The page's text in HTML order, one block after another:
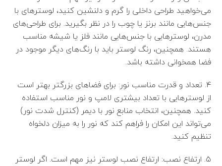
می‌خواهید طراحی داخلی را گرم و دلنشین کنید، لوسترهای با
جنس‌هایی مانند برنز یا چوب را در نظر بگیرید. برای طراحی‌های
مدرن، لوسترهایی با جنس‌هایی مانند فلز یا شیشه مناسب
هستند. همچنین، رنگ لوستر باید با رنگ‌های دیگر موجود در
فضا همخوانی داشته باشد.
۴. تعداد و قدرت مناسب نور: برای فضاهای بزرگتر بهتر است
از لوسترهایی با تعداد بیشتری لامپ و نور مناسب استفاده
کنید. همچنین، انتخاب منابع نور با دیمر (کنترل شدت نور)
می‌تواند این امکان را فراهم کند که نور را به میزان دلخواه
تنظیم کنید.
۵. ارتفاع نصب: ارتفاع نصب لوستر نیز مهم است. اگر لوستر